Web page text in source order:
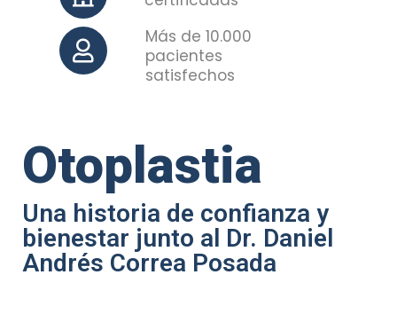
Más de 10.000
pacientes
satisfechos
Otoplastia
Una historia de confianza y
bienestar junto al Dr. Daniel
Andrés Correa Posada